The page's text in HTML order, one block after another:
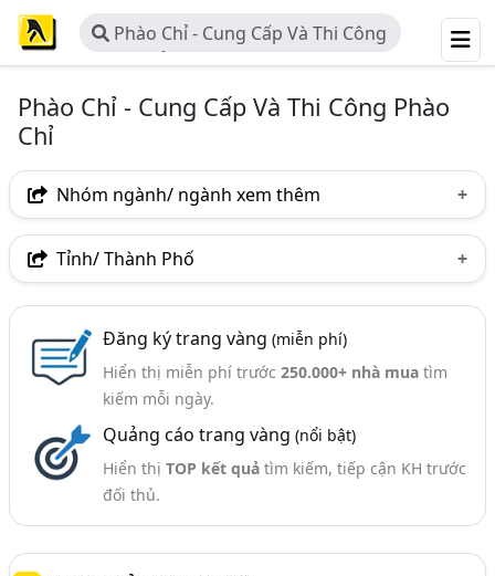
Phào Chỉ - Cung Cấp Và Thi Công
Phào Chỉ
Phào Chỉ - Cung Cấp Và Thi Công Phào
Chỉ
Nhóm ngành/ ngành xem thêm
Ngành nghề
Nhóm ngành nghề
Len Tường Nhựa (35)
Ngành xem thêm
Vật Liệu Trang Trí Nội Thất (1325)
Nội Thất - Trang Trí Nội Thất (301)
Tỉnh/ Thành Phố
Bình Dương
Tp. Đà Nẵng
TP. Hải Phòng
Bà Rịa-Vũng Tàu
Hưng Yên
Nam Định Nghệ An
Thanh Hóa
Thừa Thiên Huế
TP. Cần Thơ
Vĩnh Phúc
Bắc Giang Hà Nam
Hải Dương
Hậu Giang
Kiên Giang Long An
Ninh Bình
Đăng ký trang vàng (miễn phí)
Hiển thị miễn phí trước 250.000+ nhà muatìm
kiếm mỗi ngày.
Quảng cáo trang vàng (nổi bật)
Hiển thị TOP kết quảtìm kiếm, tiếp cận KH trước
đối thủ.